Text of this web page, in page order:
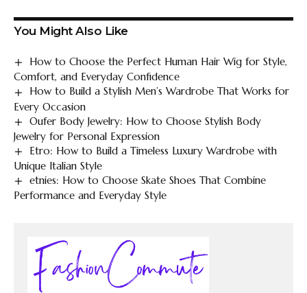
You Might Also Like
How to Choose the Perfect Human Hair Wig for Style,
Comfort, and Everyday Confidence
How to Build a Stylish Men’s Wardrobe That Works for
Every Occasion
Oufer Body Jewelry: How to Choose Stylish Body
Jewelry for Personal Expression
Etro: How to Build a Timeless Luxury Wardrobe with
Unique Italian Style
etnies: How to Choose Skate Shoes That Combine
Performance and Everyday Style